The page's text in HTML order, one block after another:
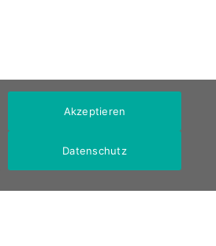
Akzeptieren
Datenschutz